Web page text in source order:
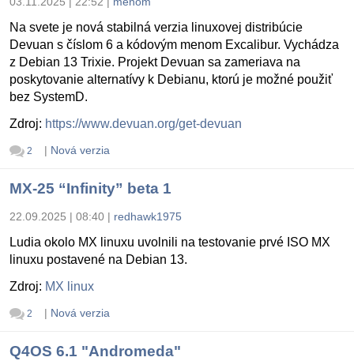
Na svete je nová stabilná verzia linuxovej distribúcie
Devuan s číslom 6 a kódovým menom Excalibur. Vychádza
z Debian 13 Trixie. Projekt Devuan sa zameriava na
poskytovanie alternatívy k Debianu, ktorú je možné použiť
bez SystemD.
Zdroj: https://www.devuan.org/get-devuan
2 | Nová verzia
MX-25 “Infinity” beta 1
22.09.2025 | 08:40 | redhawk1975
Ludia okolo MX linuxu uvolnili na testovanie prvé ISO MX
linuxu postavené na Debian 13.
Zdroj: MX linux
2 | Nová verzia
Q4OS 6.1 "Andromeda"